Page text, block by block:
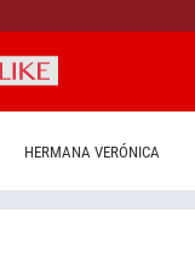
HERMANA VERÓNICA